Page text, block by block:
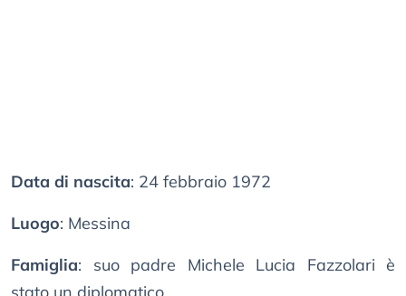
Data di nascita: 24 febbraio 1972
Luogo: Messina
Famiglia: suo padre Michele Lucia Fazzolari è